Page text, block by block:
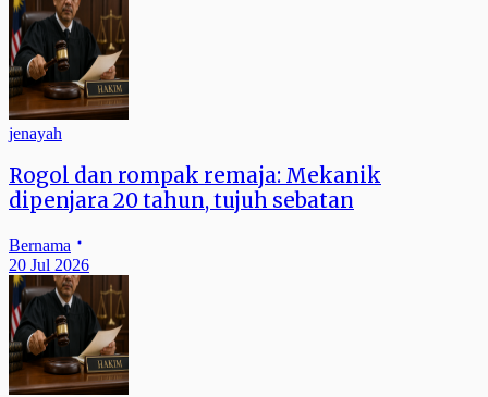
jenayah
Rogol dan rompak remaja: Mekanik
dipenjara 20 tahun, tujuh sebatan
Bernama
20 Jul 2026